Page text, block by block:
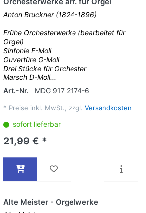
Anton Bruckner (1824-1896)
Frühe Orchesterwerke (bearbeitet für
Orgel)
Sinfonie F-Moll
Ouvertüre G-Moll
Drei Stücke für Orchester
Marsch D-Moll...
Art.-Nr.
MDG 917 2174-6
* Preise inkl. MwSt., zzgl. Versandkosten
sofort lieferbar
21,99 € *
Alte Meister - Orgelwerke